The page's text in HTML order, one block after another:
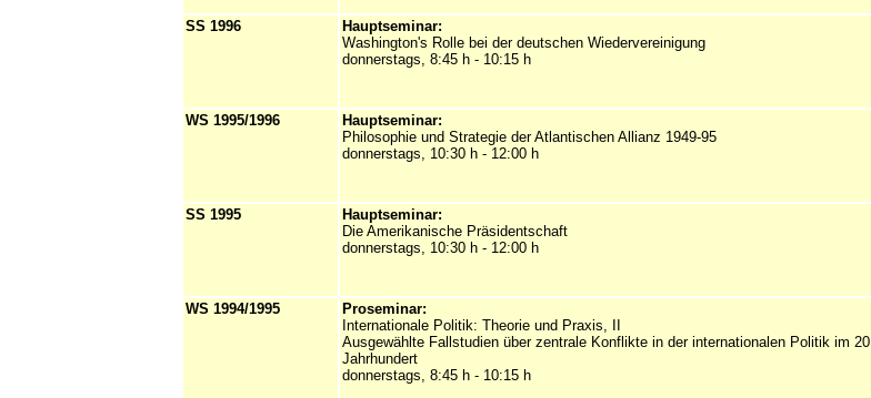
SS 1996
Hauptseminar:
Washington's Rolle bei der deutschen Wiedervereinigung
donnerstags, 8:45 h - 10:15 h
WS 1995/1996
Hauptseminar:
Philosophie und Strategie der Atlantischen Allianz 1949-95
donnerstags, 10:30 h - 12:00 h
SS 1995
Hauptseminar:
Die Amerikanische Präsidentschaft
donnerstags, 10:30 h - 12:00 h
WS 1994/1995
Proseminar:
Internationale Politik: Theorie und Praxis, II
Ausgewählte Fallstudien über zentrale Konflikte in der internationalen Politik im 20.
Jahrhundert
donnerstags, 8:45 h - 10:15 h